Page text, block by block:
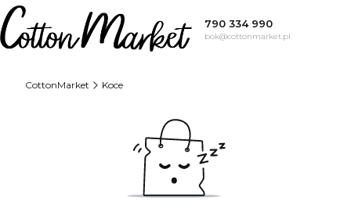
790 334 990
bok@cottonmarket.pl
CottonMarket Koce